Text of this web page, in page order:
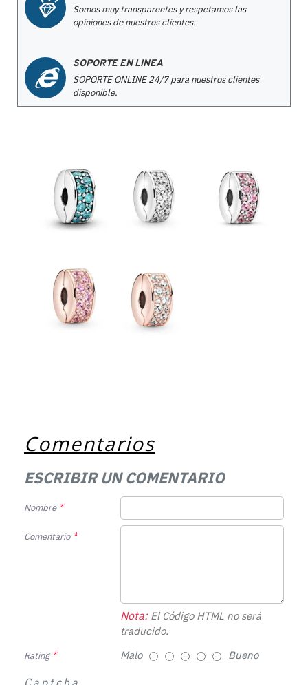
Somos muy transparentes y respetamos las
opiniones de nuestros clientes.
SOPORTE EN LINEA
SOPORTE ONLINE 24/7 para nuestros clientes
disponible.
Comentarios
ESCRIBIR UN COMENTARIO
Nombre
Comentario
Nota:El Código HTML no será
traducido.
Rating Malo Bueno
Captcha